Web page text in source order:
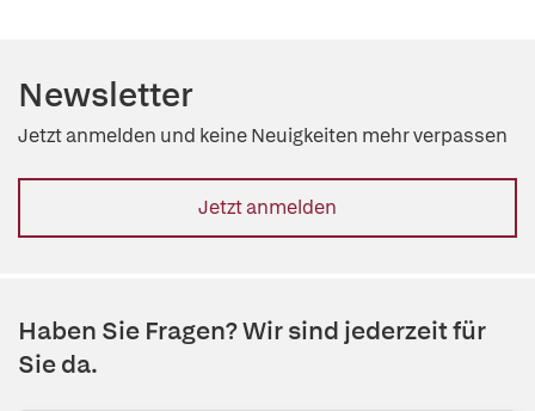
Newsletter
Jetzt anmelden und keine Neuigkeiten mehr verpassen
Jetzt anmelden
Haben Sie Fragen? Wir sind jederzeit für
Sie da.